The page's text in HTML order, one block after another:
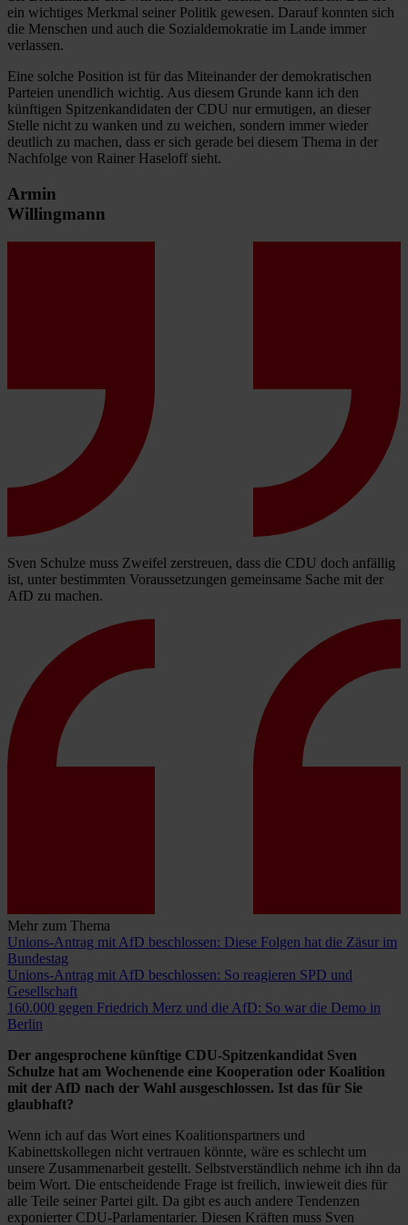
ein wichtiges Merkmal seiner Politik gewesen. Darauf konnten sich
die Menschen und auch die Sozialdemokratie im Lande immer
verlassen.
Eine solche Position ist für das Miteinander der demokratischen
Parteien unendlich wichtig. Aus diesem Grunde kann ich den
künftigen Spitzenkandidaten der CDU nur ermutigen, an dieser
Stelle nicht zu wanken und zu weichen, sondern immer wieder
deutlich zu machen, dass er sich gerade bei diesem Thema in der
Nachfolge von Rainer Haseloff sieht.
Armin
Willingmann
Sven Schulze muss Zweifel zerstreuen, dass die CDU doch anfällig
ist, unter bestimmten Voraussetzungen gemeinsame Sache mit der
AfD zu machen.
Mehr zum Thema
Unions-Antrag mit AfD beschlossen: Diese Folgen hat die Zäsur im
Bundestag
Unions-Antrag mit AfD beschlossen: So reagieren SPD und
Gesellschaft
160.000 gegen Friedrich Merz und die AfD: So war die Demo in
Berlin
Der angesprochene künftige CDU-Spitzenkandidat Sven
Schulze hat am Wochenende eine Kooperation oder Koalition
mit der AfD nach der Wahl ausgeschlossen. Ist das für Sie
glaubhaft?
Wenn ich auf das Wort eines Koalitionspartners und
Kabinettskollegen nicht vertrauen könnte, wäre es schlecht um
unsere Zusammenarbeit gestellt. Selbstverständlich nehme ich ihn da
beim Wort. Die entscheidende Frage ist freilich, inwieweit dies für
alle Teile seiner Partei gilt. Da gibt es auch andere Tendenzen
exponierter CDU-Parlamentarier. Diesen Kräften muss Sven